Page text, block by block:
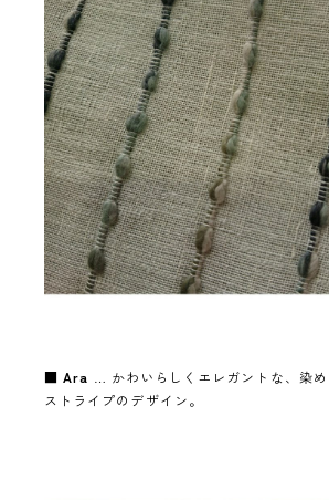
■Ara … かわいらしくエレガントな、染
ストライプのデザイン。